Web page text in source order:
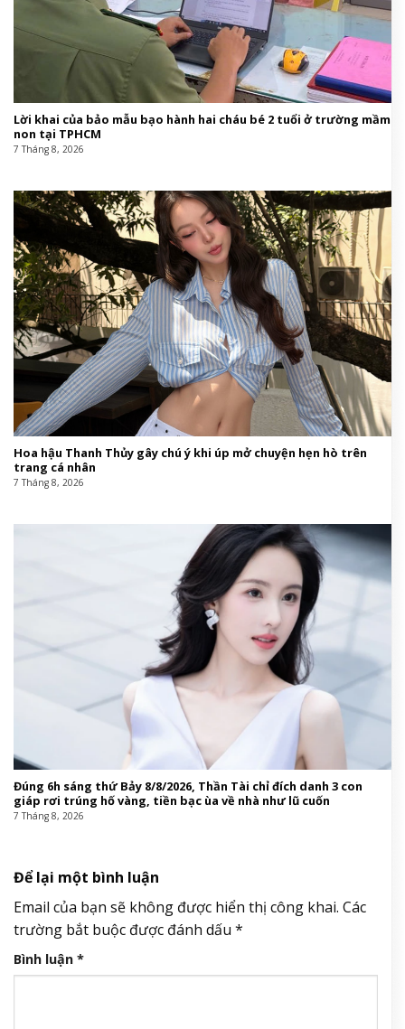
Lời khai của bảo mẫu bạo hành hai cháu bé 2 tuổi ở trường mầm
non tại TPHCM
7 Tháng 8, 2026
Hoa hậu Thanh Thủy gây chú ý khi úp mở chuyện hẹn hò trên
trang cá nhân
7 Tháng 8, 2026
Đúng 6h sáng thứ Bảy 8/8/2026, Thần Tài chỉ đích danh 3 con
giáp rơi trúng hố vàng, tiền bạc ùa về nhà như lũ cuốn
7 Tháng 8, 2026
Để lại một bình luận
Email của bạn sẽ không được hiển thị công khai. Các
trường bắt buộc được đánh dấu *
Bình luận *